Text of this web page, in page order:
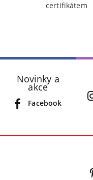
certifikátem
Novinky a
akce
Facebook